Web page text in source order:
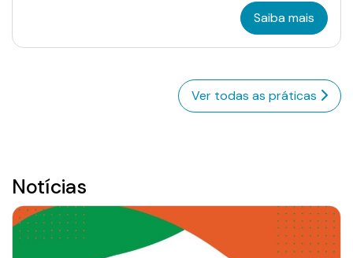
Saiba mais
Ver todas as práticas
Notícias